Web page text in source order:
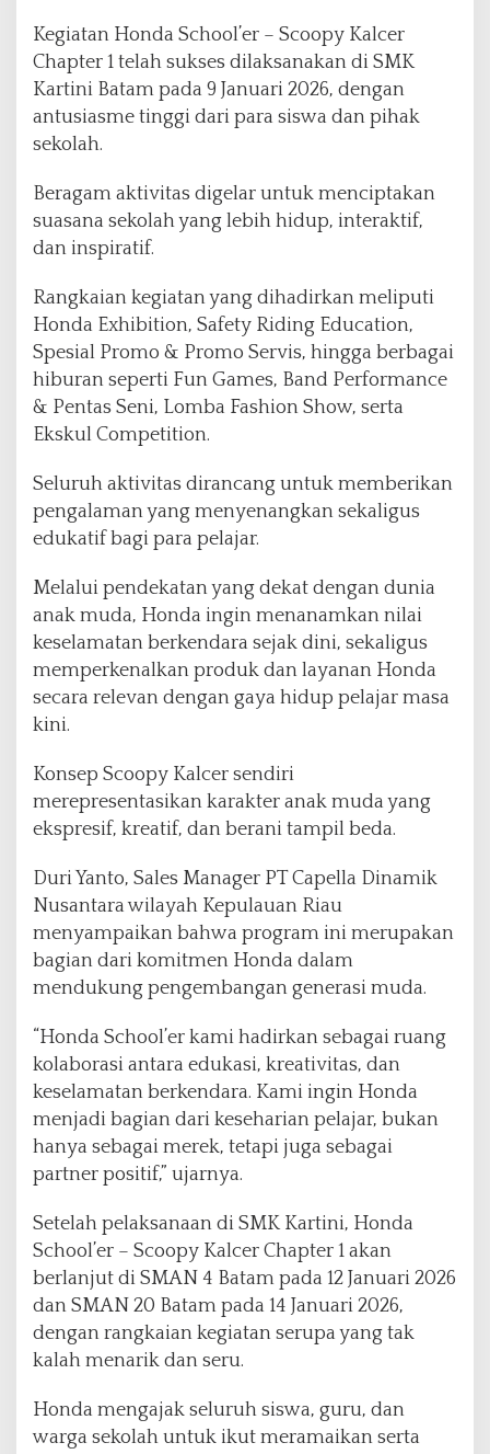
r
k
a
R
n
g
p
r
e
s
d
a
E
k
s
i
t
u
n
e
r
s
M
u
d
a
a
a
m
Kegiatan Honda School’er – Scoopy Kalcer
Chapter 1 telah sukses dilaksanakan di SMK
Kartini Batam pada 9 Januari 2026, dengan
antusiasme tinggi dari para siswa dan pihak
sekolah.
Beragam aktivitas digelar untuk menciptakan
suasana sekolah yang lebih hidup, interaktif,
dan inspiratif.
Rangkaian kegiatan yang dihadirkan meliputi
Honda Exhibition, Safety Riding Education,
Spesial Promo & Promo Servis, hingga berbagai
hiburan seperti Fun Games, Band Performance
& Pentas Seni, Lomba Fashion Show, serta
Ekskul Competition.
Seluruh aktivitas dirancang untuk memberikan
pengalaman yang menyenangkan sekaligus
edukatif bagi para pelajar.
Melalui pendekatan yang dekat dengan dunia
anak muda, Honda ingin menanamkan nilai
keselamatan berkendara sejak dini, sekaligus
memperkenalkan produk dan layanan Honda
secara relevan dengan gaya hidup pelajar masa
kini.
Konsep Scoopy Kalcer sendiri
merepresentasikan karakter anak muda yang
ekspresif, kreatif, dan berani tampil beda.
Duri Yanto, Sales Manager PT Capella Dinamik
Nusantara wilayah Kepulauan Riau
menyampaikan bahwa program ini merupakan
bagian dari komitmen Honda dalam
mendukung pengembangan generasi muda.
“Honda School’er kami hadirkan sebagai ruang
kolaborasi antara edukasi, kreativitas, dan
keselamatan berkendara. Kami ingin Honda
menjadi bagian dari keseharian pelajar, bukan
hanya sebagai merek, tetapi juga sebagai
partner positif,” ujarnya.
Setelah pelaksanaan di SMK Kartini, Honda
School’er – Scoopy Kalcer Chapter 1 akan
berlanjut di SMAN 4 Batam pada 12 Januari 2026
dan SMAN 20 Batam pada 14 Januari 2026,
dengan rangkaian kegiatan serupa yang tak
kalah menarik dan seru.
Honda mengajak seluruh siswa, guru, dan
warga sekolah untuk ikut meramaikan serta